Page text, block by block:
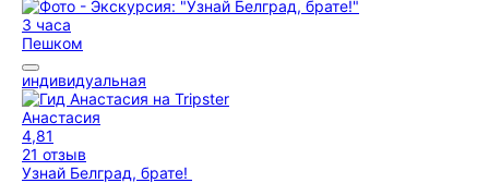
3 часа
Пешком
индивидуальная
Анастасия
4,81
21 отзыв
Узнай Белград, брате!